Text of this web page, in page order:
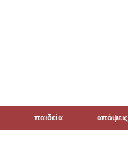
παιδεία απόψεις